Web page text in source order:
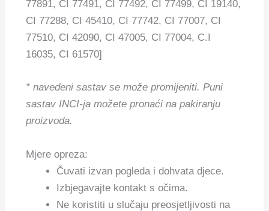
77891, CI 77491, CI 77492, CI 77499, CI 19140,
CI 77288, CI 45410, CI 77742, CI 77007, CI
77510, CI 42090, CI 47005, CI 77004, C.I
16035, CI 61570]
* navedeni sastav se može promijeniti.Puni
sastav INCI-ja možete pronaći na pakiranju
proizvoda.
Mjere opreza:
Čuvati izvan pogleda i dohvata djece.
Izbjegavajte kontakt s očima.
Ne koristiti u slučaju preosjetljivosti na